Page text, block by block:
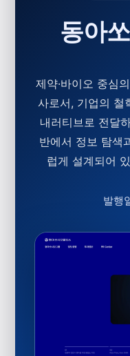
동아
제약·바이오 중심
사로서, 기업의 철
내러티브로 전달
반에서 정보 탐색
럽게 설계되어
발행